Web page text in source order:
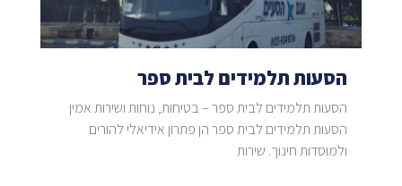
הסעות תלמידים לבית ספר
הסעות תלמידים לבית ספר – בטיחות, נוחות ושירות אמין
הסעות תלמידים לבית ספר הן פתרון אידיאלי להורים
ולמוסדות חינוך. שירות